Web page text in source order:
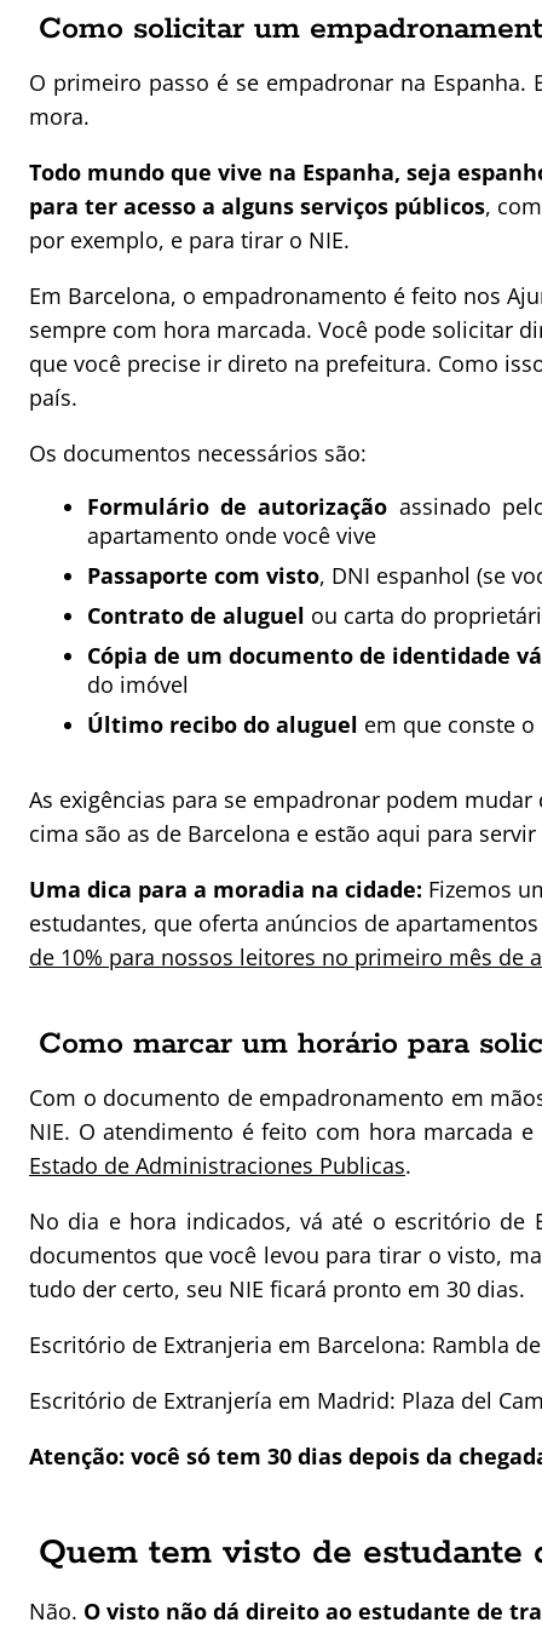
Como solicitar um
O primeiro passo é se empadronar na
mora.
Todo mundo que vive na Espanha, seja
para ter acesso a alguns serviços públicos,
por exemplo, e para tirar o NIE.
Em Barcelona, o empadronamento é feito nos
sempre com hora marcada. Você pode solicitar
que você precise ir direto na prefeitura. Como
país.
Os documentos necessários são:
Formulário de autorização assinado
apartamento onde você vive
Passaporte com visto, DNI espanhol (se
Contrato de aluguel ou carta do
Cópia de um documento de identidade
do imóvel
Último recibo do aluguel em que conste
As exigências para se empadronar podem
cima são as de Barcelona e estão aqui para
Uma dica para a moradia na cidade: Fizemos
estudantes, que oferta anúncios de
de 10% para nossos leitores no primeiro mês de
Como marcar um horário para
Com o documento de empadronamento em
NIE. O atendimento é feito com hora marcada
Estado de Administraciones Publicas.
No dia e hora indicados, vá até o escritório de
documentos que você levou para tirar o visto,
tudo der certo, seu NIE ficará pronto em 30 dias.
Escritório de Extranjeria em Barcelona: Rambla
Escritório de Extranjería em Madrid: Plaza del
Atenção: você só tem 30 dias depois da
Quem tem visto de estudante
Não. O visto não dá direito ao estudante de